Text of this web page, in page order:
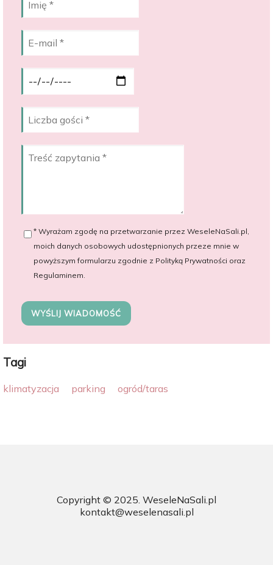
* Wyrażam zgodę na przetwarzanie przez WeseleNaSali.pl,
moich danych osobowych udostępnionych przeze mnie w
powyższym formularzu zgodnie z Polityką Prywatności oraz
Regulaminem.
WYŚLIJ WIADOMOŚĆ
Tagi
klimatyzacja parking ogród/taras
Copyright © 2025. WeseleNaSali.pl
kontakt@weselenasali.pl